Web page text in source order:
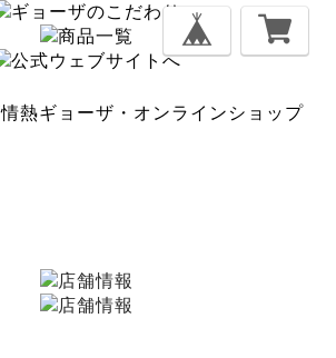
情熱ギョーザ・オンラインショップ